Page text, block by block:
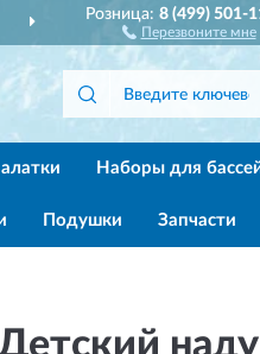
Розница:8 (499) 501-
Перезвоните мне
Наборы для
Подушки Запчасти